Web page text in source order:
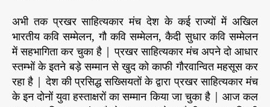
ष्ठ
ए
वं
अ
मि
त
अभी तक प्रखर साहित्यकार मंच देश के कई राज्यों में अखिल
भारतीय कवि सम्मेलन, गौ कवि सम्मेलन, कैदी सुधार कवि सम्मेलन
में सहभागिता कर चुका है | प्रखर साहित्यकार मंच अपने दो आधार
स्तम्भों के इतने बड़े सम्मान से खुद को काफी गौरवान्वित महसूस कर
रहा है | देश की प्रसिद्ध सख्सियतों के द्वारा प्रखर साहित्यकार मंच
के इन दोनों युवा हस्ताक्षरों का सम्मान किया जा चुका है | आज कल